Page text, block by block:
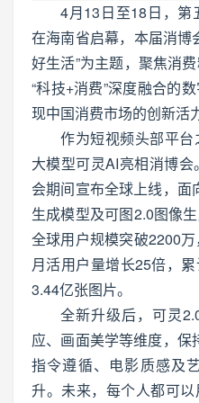
4月13日至18日，第
在海南省启幕，本届消博
好生活”为主题，聚焦消
“科技+消费”深度融合的
现中国消费市场的创新活
作为短视频头部平
大模型可灵AI亮相消博
会期间宣布全球上线，
生成模型及可图2.0图像
全球用户规模突破2200
月活用户量增长25倍，
3.44亿张图片。
全新升级后，可灵
应、画面美学等维度，保
指令遵循、电影质感及
升。未来，每个人都可